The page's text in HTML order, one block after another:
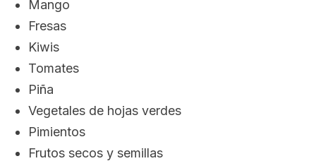
Mango
Fresas
Kiwis
Tomates
Piña
Vegetales de hojas verdes
Pimientos
Frutos secos y semillas